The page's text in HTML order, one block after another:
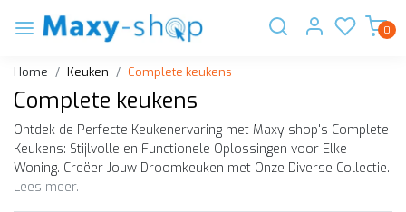
0
Home Keuken Complete keukens
Complete keukens
Ontdek de Perfecte Keukenervaring met Maxy-shop's Complete
Keukens: Stijlvolle en Functionele Oplossingen voor Elke
Woning. Creëer Jouw Droomkeuken met Onze Diverse Collectie.
Lees meer.